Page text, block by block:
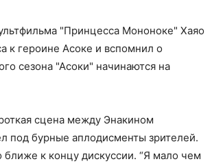
"Принцесса Мононоке" Хаяо
к героине Асоке и вспомнил о
сезона "Асоки" начинаются на
сцена между Энакином
под бурные аплодисменты зрителей.
к концу дискуссии. “Я мало чем